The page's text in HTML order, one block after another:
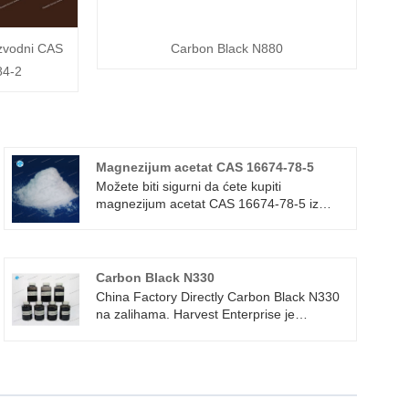
CAS
2
Carbon Black N880
Magnezijum acetat CAS 16674-78-5
Možete biti sigurni da ćete kupiti
magnezijum acetat CAS 16674-78-5 iz
acetat se može koristiti za dodatke stočnoj
hrani i kozmetiku, pripremu magnezijum
uranil acetata, određivanje natrijuma u
laboratoriji. Može se koristiti i kao analitički
Carbon Black N330
China Factory Directly Carbon Black N330
na zalihama. Harvest Enterprise je
smjesi Cord Fabric. Također se koristi u